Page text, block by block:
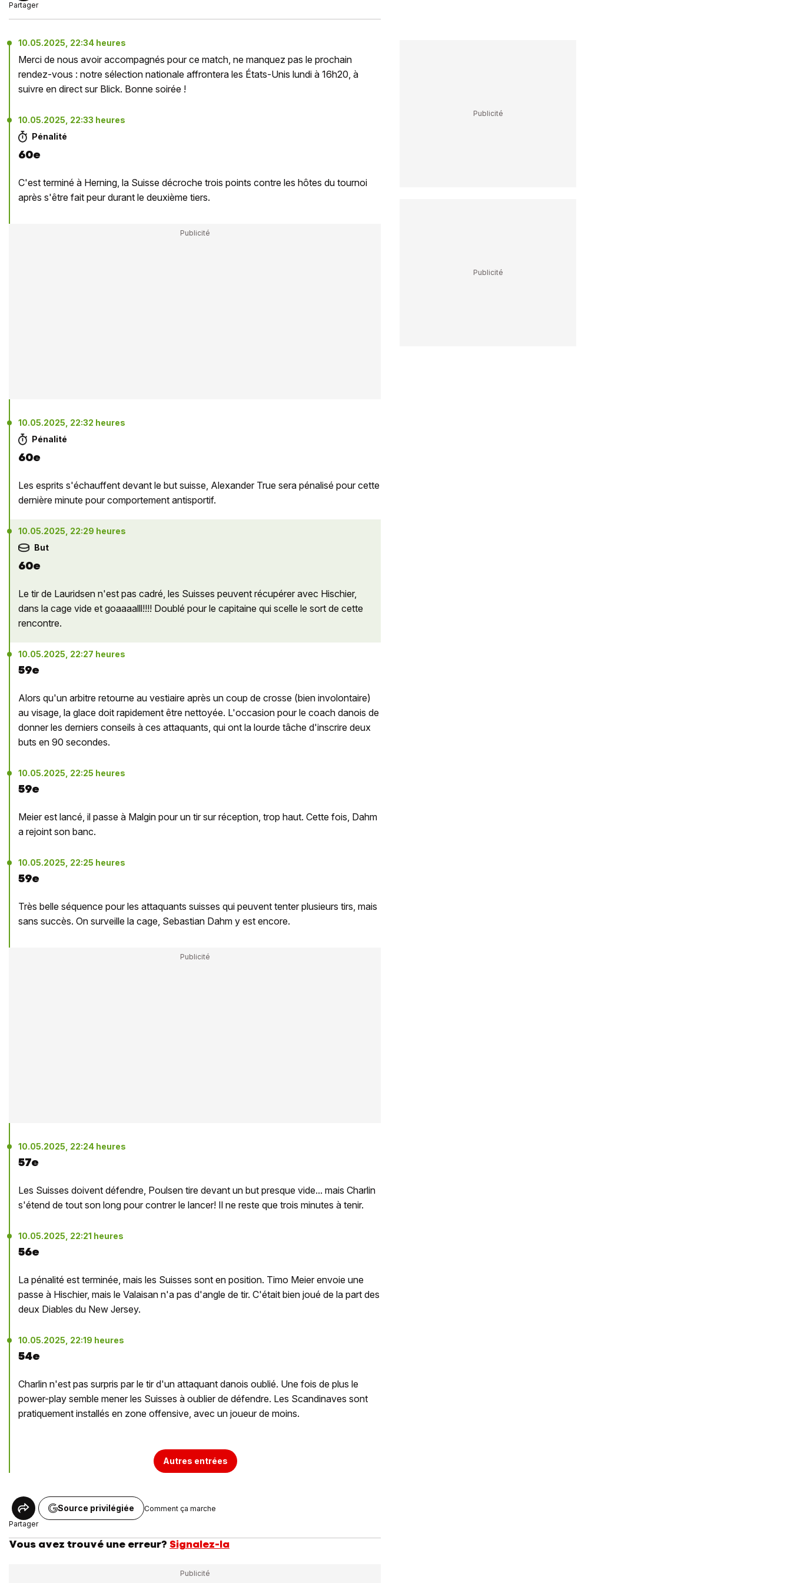
Partager
10.05.2025, 22:34 heures
Merci de nous avoir accompagnés pour ce match, ne manquez pas le prochain
rendez-vous : notre sélection nationale affrontera les États-Unis lundi à 16h20, à
suivre en direct sur Blick. Bonne soirée !
10.05.2025, 22:33 heures
Pénalité
60e
C'est terminé à Herning, la Suisse décroche trois points contre les hôtes du tournoi
après s'être fait peur durant le deuxième tiers.
10.05.2025, 22:32 heures
Pénalité
60e
Les esprits s'échauffent devant le but suisse, Alexander True sera pénalisé pour cette
dernière minute pour comportement antisportif.
10.05.2025, 22:29 heures
But
60e
Le tir de Lauridsen n'est pas cadré, les Suisses peuvent récupérer avec Hischier,
dans la cage vide et goaaaalll!!!! Doublé pour le capitaine qui scelle le sort de cette
rencontre.
10.05.2025, 22:27 heures
59e
Alors qu'un arbitre retourne au vestiaire après un coup de crosse (bien involontaire)
au visage, la glace doit rapidement être nettoyée. L'occasion pour le coach danois de
donner les derniers conseils à ces attaquants, qui ont la lourde tâche d'inscrire deux
buts en 90 secondes.
10.05.2025, 22:25 heures
59e
Meier est lancé, il passe à Malgin pour un tir sur réception, trop haut. Cette fois, Dahm
a rejoint son banc.
10.05.2025, 22:25 heures
59e
Très belle séquence pour les attaquants suisses qui peuvent tenter plusieurs tirs, mais
sans succès. On surveille la cage, Sebastian Dahm y est encore.
10.05.2025, 22:24 heures
57e
Les Suisses doivent défendre, Poulsen tire devant un but presque vide... mais Charlin
s'étend de tout son long pour contrer le lancer! Il ne reste que trois minutes à tenir.
10.05.2025, 22:21 heures
56e
La pénalité est terminée, mais les Suisses sont en position. Timo Meier envoie une
passe à Hischier, mais le Valaisan n'a pas d'angle de tir. C'était bien joué de la part des
deux Diables du New Jersey.
10.05.2025, 22:19 heures
54e
Charlin n'est pas surpris par le tir d'un attaquant danois oublié. Une fois de plus le
power-play semble mener les Suisses à oublier de défendre. Les Scandinaves sont
pratiquement installés en zone offensive, avec un joueur de moins.
Autres entrées
Partager
Source privilégiée Comment ça marche
Vous avez trouvé une erreur? Signalez-la